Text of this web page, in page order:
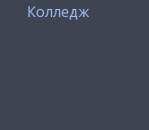
Колледж